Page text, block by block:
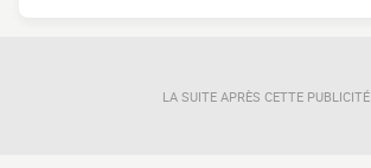
LA SUITE APRÈS CETTE PUBLICITÉ